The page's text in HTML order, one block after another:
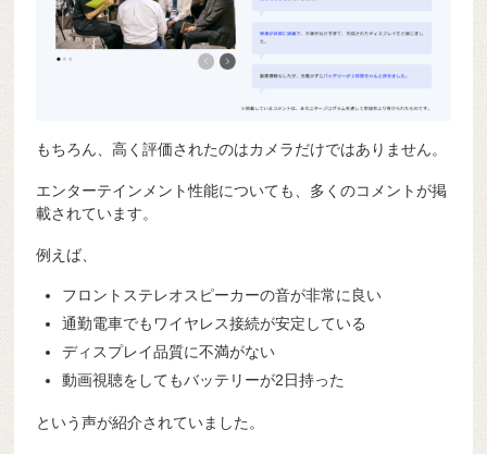
もちろん、高く評価されたのはカメラだけではありません。
エンターテインメント性能についても、多くのコメントが掲
載されています。
例えば、
フロントステレオスピーカーの音が非常に良い
通勤電車でもワイヤレス接続が安定している
ディスプレイ品質に不満がない
動画視聴をしてもバッテリーが2日持った
という声が紹介されていました。